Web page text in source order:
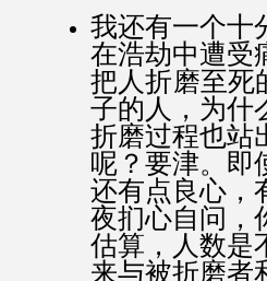
我还有一个十
在浩劫中遭受
把人折磨至死
子的人，为什
折磨过程也站
呢？要津。即
还有点良心，
夜扪心自问，
估算，人数是
来与被折磨者